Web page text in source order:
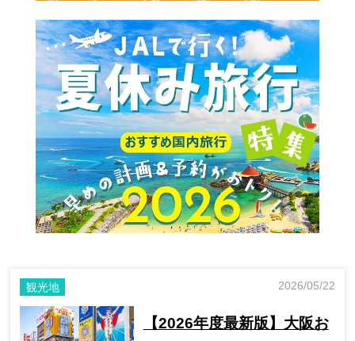
観光地 2026/05/22
【2026年度最新版】大阪お